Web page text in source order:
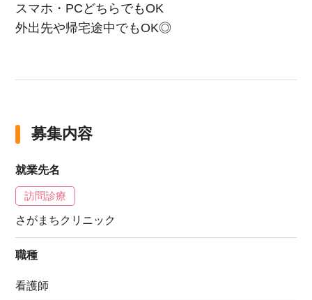
スマホ・PCどちらでもOK
外出先や帰宅途中でもOK◎
募集内容
就業先名
訪問診療
さがまちクリニック
職種
看護師